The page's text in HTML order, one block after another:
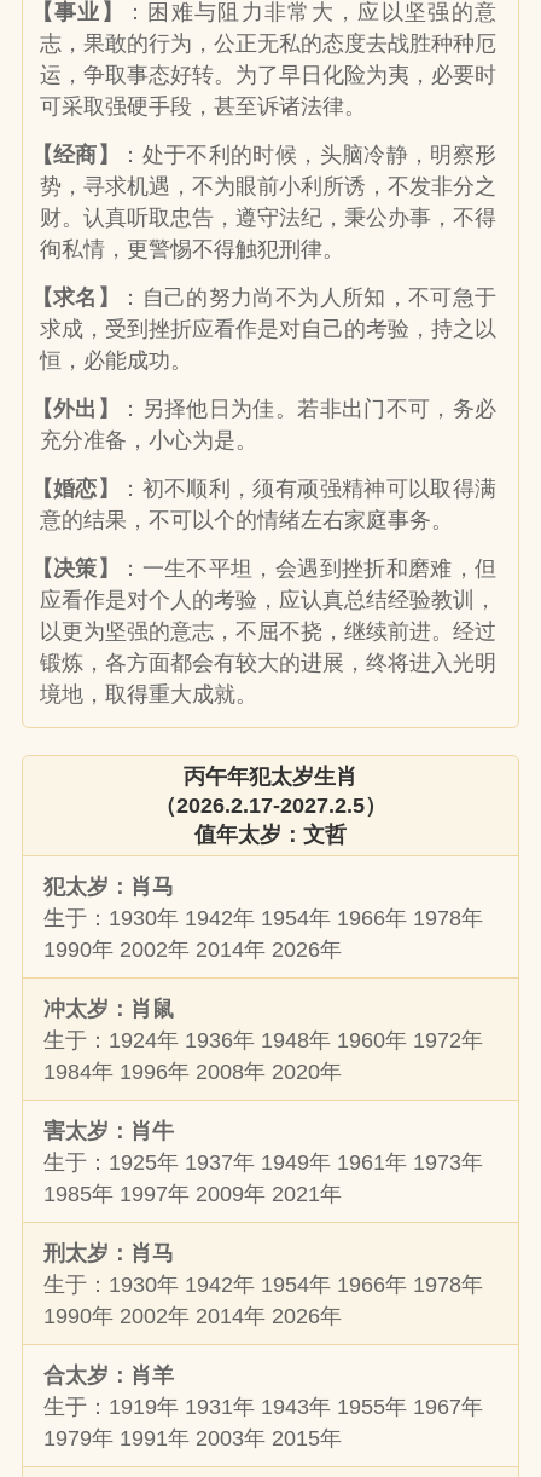
【事业】
：困难与阻力非常大，应以坚强的意
志，果敢的行为，公正无私的态度去战胜种种厄
运，争取事态好转。为了早日化险为夷，必要时
可采取强硬手段，甚至诉诸法律。
【经商】
：处于不利的时候，头脑冷静，明察形
势，寻求机遇，不为眼前小利所诱，不发非分之
财。认真听取忠告，遵守法纪，秉公办事，不得
徇私情，更警惕不得触犯刑律。
【求名】
：自己的努力尚不为人所知，不可急于
求成，受到挫折应看作是对自己的考验，持之以
恒，必能成功。
【外出】
：另择他日为佳。若非出门不可，务必
充分准备，小心为是。
【婚恋】
：初不顺利，须有顽强精神可以取得满
意的结果，不可以个的情绪左右家庭事务。
【决策】
：一生不平坦，会遇到挫折和磨难，但
应看作是对个人的考验，应认真总结经验教训，
以更为坚强的意志，不屈不挠，继续前进。经过
锻炼，各方面都会有较大的进展，终将进入光明
境地，取得重大成就。
丙午年犯太岁生肖
（2026.2.17-2027.2.5）
值年太岁：⽂哲
犯太岁：肖马
生于：1930年 1942年 1954年 1966年 1978年
1990年 2002年 2014年 2026年
冲太岁：肖鼠
生于：1924年 1936年 1948年 1960年 1972年
1984年 1996年 2008年 2020年
害太岁：肖牛
生于：1925年 1937年 1949年 1961年 1973年
1985年 1997年 2009年 2021年
刑太岁：肖马
生于：1930年 1942年 1954年 1966年 1978年
1990年 2002年 2014年 2026年
合太岁：肖羊
生于：1919年 1931年 1943年 1955年 1967年
1979年 1991年 2003年 2015年